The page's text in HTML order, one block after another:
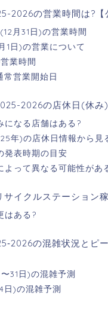
2026の営業時間は?【
月31日)の営業時間
1日)の営業について
業時間
常営業開始日
2026の店休日(休み
になる店舗はある?
年)の店休日情報から見
発表時期の目安
よって異なる可能性があ
サイクルステーション
はある?
の混雑状況とピ
31日)の混雑予測
日)の混雑予測